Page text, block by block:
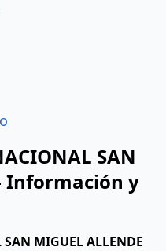
SAN
Información y
MIGUEL ALLENDE